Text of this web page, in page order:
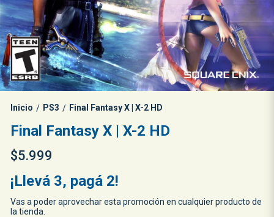
Inicio / PS3 / Final Fantasy X | X-2 HD
Final Fantasy X | X-2 HD
$5.999
¡Llevá 3, pagá 2!
Vas a poder aprovechar esta promoción en cualquier producto de
la tienda.